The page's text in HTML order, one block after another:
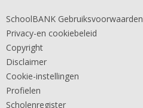
SchoolBANK Gebruiksvoorwaarden
Privacy-en cookiebeleid
Copyright
Disclaimer
Cookie-instellingen
Profielen
Scholenregister